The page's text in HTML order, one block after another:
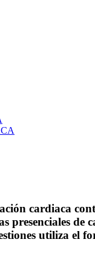
cardiaca
presenciales de
utiliza el